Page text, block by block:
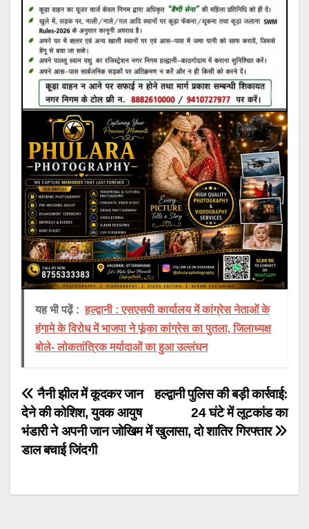
यह भी पढ़ें : हल्द्वानी : एसएसपी कार्यालय में कांग्रेस नेताओं के
हंगामे के विरोध में भाजपा ने फूंका कांग्रेस का पुतला, जिलाध्यक्ष
बोले- लोकतांत्रिक मर्यादाओं का हुआ उल्लंघन
Post
navigation
हल्द्वानी पुलिस की बड़ी कार्रवाई:
24 घंटे में लूटकांड का
खुलासा, दो शातिर गिरफ्तार
नैनी झील में कूदकर जान
देने की कोशिश, युवक आयुष
भंडारी ने अपनी जान जोखिम में
डाल बचाई जिंदगी